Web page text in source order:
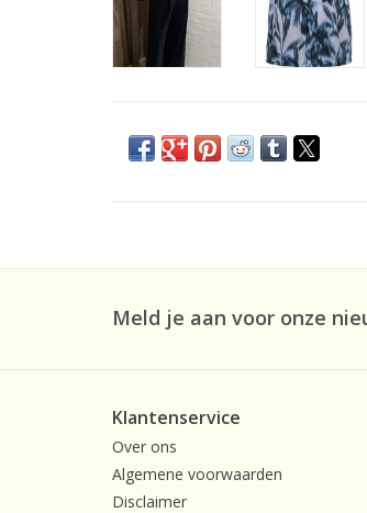
Meld je aan voor onze
Klantenservice
Over ons
Algemene voorwaarden
Disclaimer